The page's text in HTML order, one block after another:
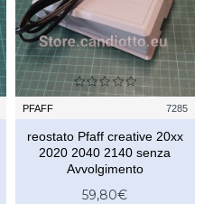
PFAFF 7285
reostato Pfaff creative 20xx
2020 2040 2140 senza
Avvolgimento
59,80€